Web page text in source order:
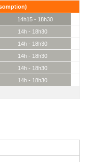
14h15 - 18h30
14h - 18h30
14h - 18h30
14h - 18h30
14h - 18h30
14h - 18h30